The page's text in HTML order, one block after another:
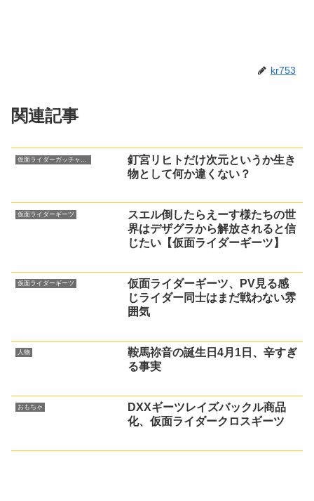
kr753
関連記事
釘宮リヒトだけ次元というか生き
物として何か違くない？
仮面ライダーギーツ
スエル倒したらえーす様たちの世
界はデザグラから解放されると信
じたい【仮面ライダーギーツ】
仮面ライダーギーツ
仮面ライダーギーツ、PV見る感
じライダー同士はまだ戦わない雰
囲気
人物
鞍馬祢音の誕生日4月1日、辛すぎ
る事実
おもちゃ
DXXギーツレイズバックル商品
化、仮面ライダークロスギーツ